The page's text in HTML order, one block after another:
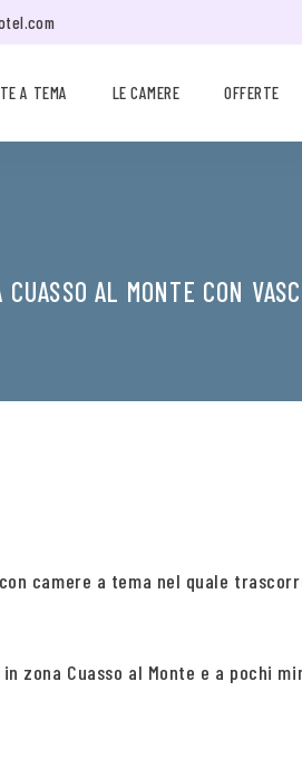
A TEMA LE CAMERE OFFERTE
AL MONTE CON
camere a tema nel quale
zona Cuasso al Monte e a pochi